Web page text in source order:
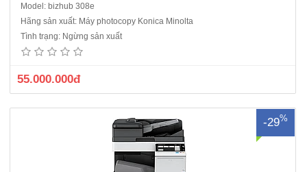
Model: bizhub 308e
Hãng sản xuất: Máy photocopy Konica Minolta
Tình trạng: Ngừng sản xuất
55.000.000đ
-29%
Máy photocopy Konica Minolta bizhub 458e - Tốc độ sao chụp/in: 45
bản A4/phút.- Màn hình cảm ứng màu: LCD 9 inch, cảm ứng đa điểm
tích hợp trình duyệt web- Thời gian copy bản đầu tiên : 4.0 giây- Thời
gian khởi động : 20 giây - Khổ giấy sao..